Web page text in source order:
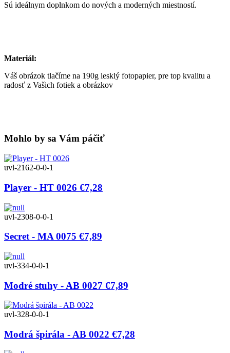
Sú ideálnym doplnkom do nových a moderných miestností.
Materiál:
Váš obrázok tlačíme na 190g lesklý fotopapier, pre top kvalitu a
radosť z Vašich fotiek a obrázkov
Mohlo by sa Vám páčiť
uvl-2162-0-0-1
Player - HT 0026 €7,28
uvl-2308-0-0-1
Secret - MA 0075 €7,89
uvl-334-0-0-1
Modré stuhy - AB 0027 €7,89
uvl-328-0-0-1
Modrá špirála - AB 0022 €7,28